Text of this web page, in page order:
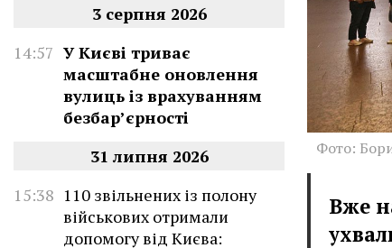
3 серпня 2026
14:57 У Києві триває
масштабне оновлення
вулиць із врахуванням
безбар’єрності
31 липня 2026
15:38 110 звільнених із полону
військових отримали
допомогу від Києва:
Фото:
Вже